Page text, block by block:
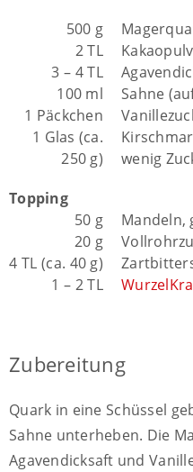
500 g
2 TL
3 – 4 TL
100 ml
Sahne
1 Päckchen
1 Glas (ca.
250 g)
wenig
Topping
50 g
Mandeln,
20 g
4 TL (ca. 40 g)
1 – 2 TL
Zubereitung
Quark in eine Schüssel
Sahne unterheben. Die
Agavendicksaft und